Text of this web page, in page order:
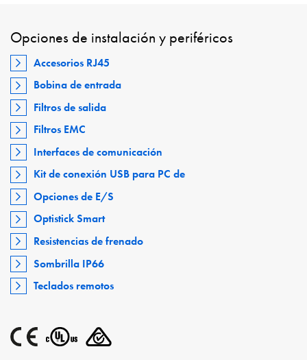
Opciones de instalación y periféricos
Accesorios RJ45
Bobina de entrada
Filtros de salida
Filtros EMC
Interfaces de comunicación
Kit de conexión USB para PC de
Opciones de E/S
Optistick Smart
Resistencias de frenado
Sombrilla IP66
Teclados remotos